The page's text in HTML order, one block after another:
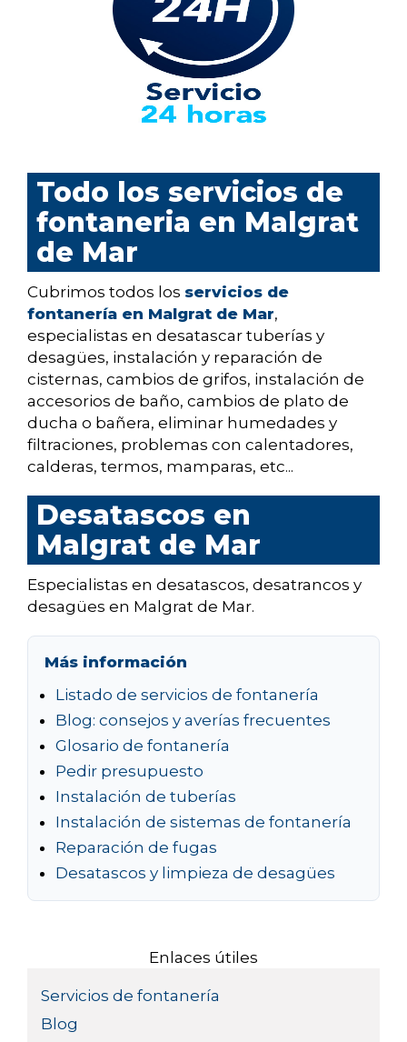
Todo los servicios de
fontaneria en Malgrat
de Mar
Cubrimos todos los servicios de
fontanería en Malgrat de Mar,
especialistas en desatascar tuberías y
desagües, instalación y reparación de
cisternas, cambios de grifos, instalación de
accesorios de baño, cambios de plato de
ducha o bañera, eliminar humedades y
filtraciones, problemas con calentadores,
calderas, termos, mamparas, etc...
Desatascos en
Malgrat de Mar
Especialistas en desatascos, desatrancos y
desagües en Malgrat de Mar.
Más información
Listado de servicios de fontanería
Blog: consejos y averías frecuentes
Glosario de fontanería
Pedir presupuesto
Instalación de tuberías
Instalación de sistemas de fontanería
Reparación de fugas
Desatascos y limpieza de desagües
Enlaces útiles
Servicios de fontanería
Blog